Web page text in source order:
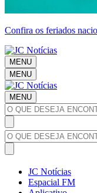
Confira os feriados
MENU
MENU
MENU
JC Notícias
Espacial FM